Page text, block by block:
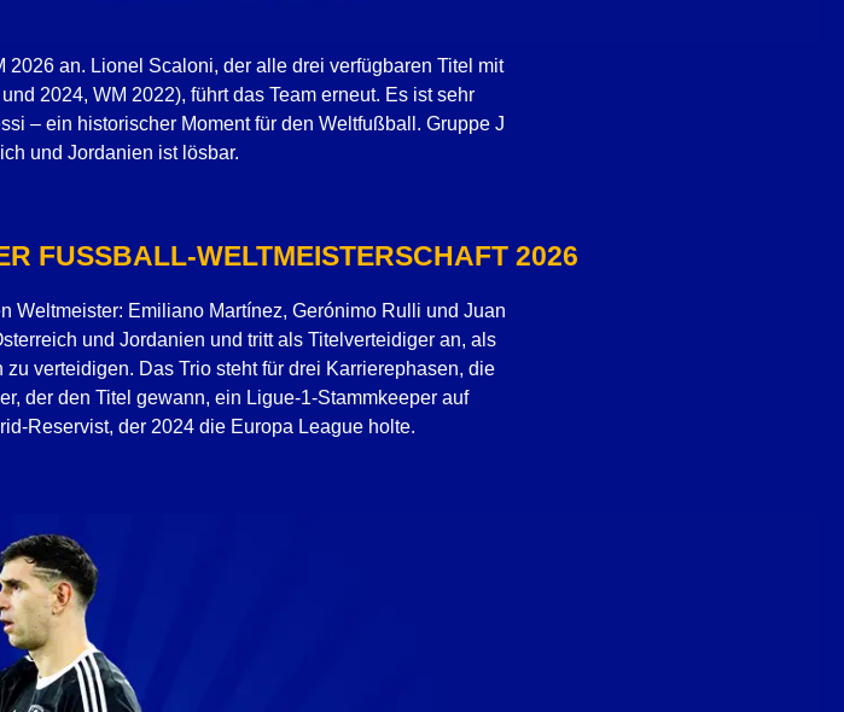
an. Lionel Scaloni, der alle drei verfügbaren Titel mit
2024, WM 2022), führt das Team erneut. Es ist sehr
– ein historischer Moment für den Weltfußball. Gruppe J
und Jordanien ist lösbar.
FUSSBALL-WELTMEISTERSCHAFT 2026
Weltmeister: Emiliano Martínez, Gerónimo Rulli und Juan
und Jordanien und tritt als Titelverteidiger an, als
verteidigen. Das Trio steht für drei Karrierephasen, die
der den Titel gewann, ein Ligue-1-Stammkeeper auf
Reservist, der 2024 die Europa League holte.